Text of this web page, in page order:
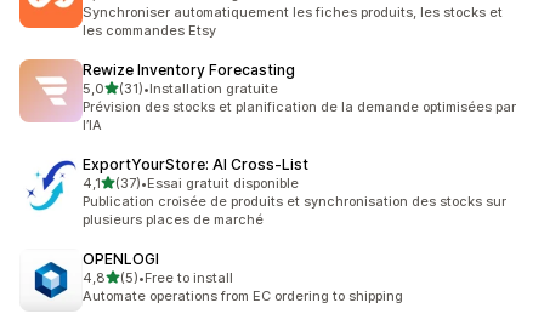
Synchroniser automatiquement les fiches produits, les stocks et
les commandes Etsy
Rewize Inventory Forecasting
5,0étoile(s) sur 5
(31)
31 avis au total
•Installation gratuite
Prévision des stocks et planification de la demande optimisées par
l’IA
ExportYourStore: AI Cross‑List
4,1étoile(s) sur 5
(37)
37 avis au total
•Essai gratuit disponible
Publication croisée de produits et synchronisation des stocks sur
plusieurs places de marché
OPENLOGI
4,8étoile(s) sur 5
(5)
5 avis au total
•Free to install
Automate operations from EC ordering to shipping